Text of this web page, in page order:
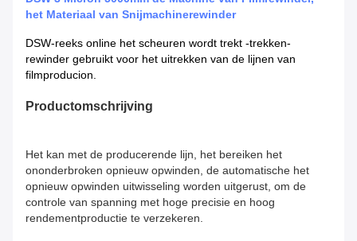
het Materiaal van Snijmachinerewinder
DSW-reeks online het scheuren wordt trekt -trekken-
rewinder gebruikt voor het uitrekken van de lijnen van
filmproducion.
Productomschrijving
Het kan met de producerende lijn, het bereiken het
ononderbroken opnieuw opwinden, de automatische het
opnieuw opwinden uitwisseling worden uitgerust, om de
controle van spanning met hoge precisie en hoog
rendementproductie te verzekeren.